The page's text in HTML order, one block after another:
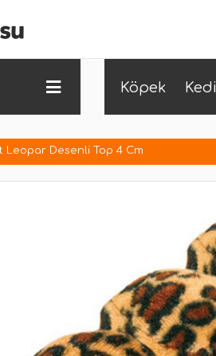
Köpek Kedi
Leopar Desenli Top 4 Cm